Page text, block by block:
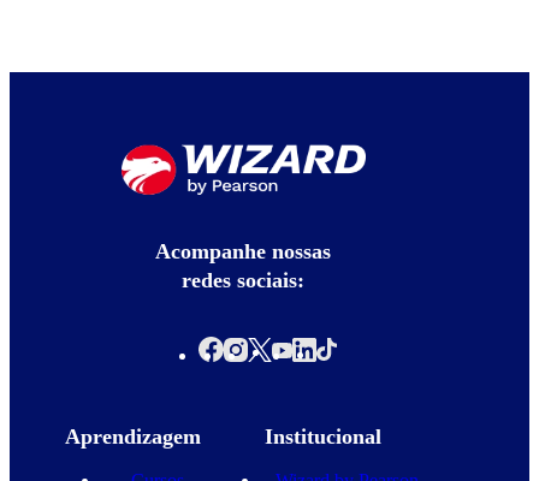
Acompanhe nossas
redes sociais:
Aprendizagem Institucional